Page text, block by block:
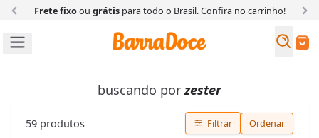
Frete fixoou grátispara todo o Brasil. Confira no carrinho!
Buscar
buscando porzester
59 produtos Filtrar Ordenar